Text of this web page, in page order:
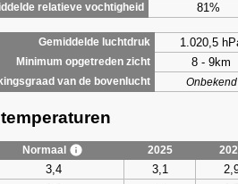
relatieve vochtigheid 81%
Gemiddelde luchtdruk 1.020,5
Minimum opgetreden zicht 8 - 9km
van de bovenlucht Onbekend
Normaal 2025
3,4 3,1